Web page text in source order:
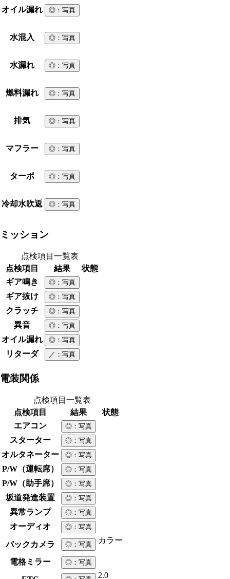
オイル漏れ ◎ ：写真
水混入 ◎ ：写真
水漏れ ◎ ：写真
燃料漏れ ◎ ：写真
排気 ◎ ：写真
マフラー ◎ ：写真
ターボ ◎ ：写真
冷却水吹返 ◎ ：写真
ミッション
点検項目一覧表
点検項目
結果
状態
ギア鳴き
◎ ：写真
ギア抜け ◎ ：写真
クラッチ ◎ ：写真
異音 ◎ ：写真
オイル漏れ ◎ ：写真
リターダ ／ ：写真
電装関係
点検項目一覧表
点検項目
結果
状態
エアコン
◎ ：写真
スターター ◎ ：写真
オルタネーター ◎ ：写真
P/W（運転席） ◎ ：写真
P/W（助手席） ◎ ：写真
坂道発進装置 ◎ ：写真
異常ランプ ◎ ：写真
オーディオ ◎ ：写真
バックカメラ ◎ ：写真 カラー
電格ミラー ◎ ：写真
2.0